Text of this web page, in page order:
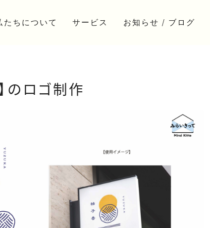
たちについて サービス お知らせ / ブログ
のロゴ制作